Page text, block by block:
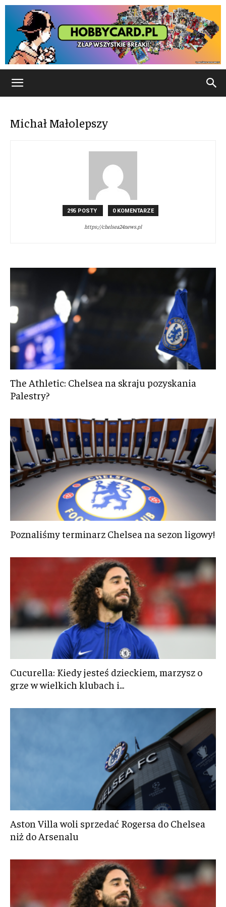
Michał Małolepszy
295 POSTY 0 KOMENTARZE
https://chelsea24news.pl
The Athletic: Chelsea na skraju pozyskania
Palestry?
Poznaliśmy terminarz Chelsea na sezon ligowy!
Cucurella: Kiedy jesteś dzieckiem, marzysz o
grze w wielkich klubach i...
Aston Villa woli sprzedać Rogersa do Chelsea
niż do Arsenalu